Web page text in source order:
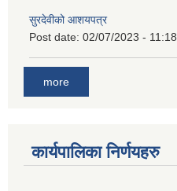
सुरदेवीको आशयपत्र
Post date: 02/07/2023 - 11:18
more
कार्यपालिका निर्णयहरु